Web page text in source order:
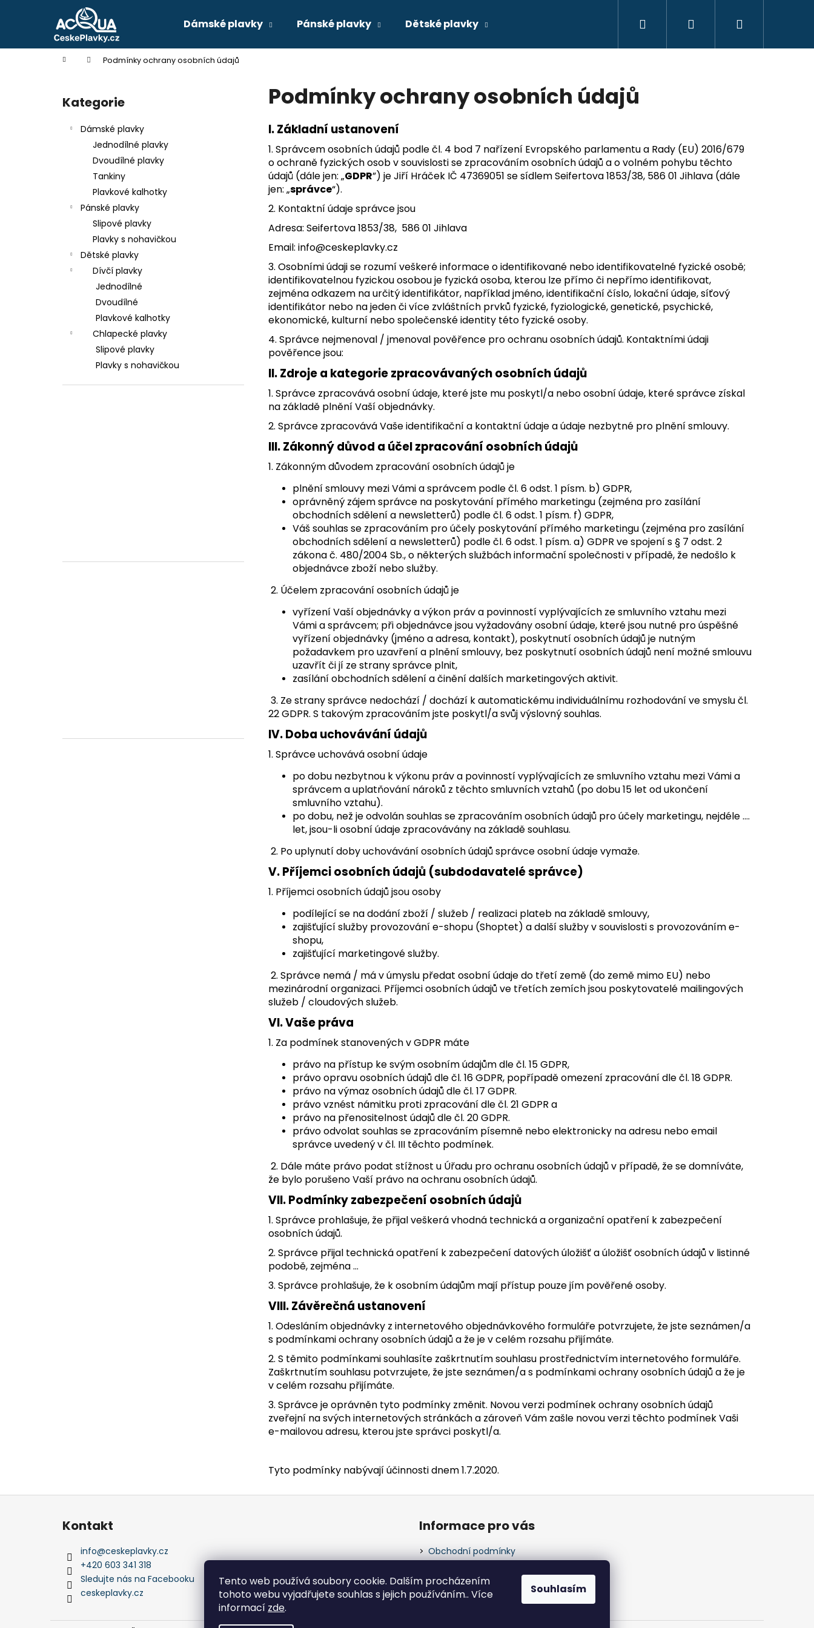
Tento web používá soubory cookie. Dalším procházením
tohoto webu vyjadřujete souhlas s jejich používáním.. Více
informací zde.
Souhlasím
Dámské plavky Pánské plavky Dětské plavky Přihlášení
Domů Podmínky ochrany osobních údajů
Přeskočit
kategorie
Kategorie
Dámské plavky
Jednodílné plavky
Dvoudílné plavky
Tankiny
Plavkové kalhotky
Pánské plavky
Slipové plavky
Plavky s nohavičkou
Dětské plavky
Dívčí plavky
Jednodílné
Dvoudílné
Plavkové kalhotky
Chlapecké plavky
Slipové plavky
Plavky s nohavičkou
Podmínky ochrany osobních údajů
I.Základní ustanovení
1. Správcem osobních údajů podle čl. 4 bod 7 nařízení Evropského parlamentu a Rady (EU) 2016/679
o ochraně fyzických osob v souvislosti se zpracováním osobních údajů a o volném pohybu těchto
údajů (dále jen: „GDPR”) je Jiří Hráček IČ 47369051 se sídlem Seifertova 1853/38, 586 01 Jihlava (dále
jen: „správce“).
2. Kontaktní údaje správce jsou
Adresa: Seifertova 1853/38, 586 01 Jihlava
Email: info@ceskeplavky.cz
3. Osobními údaji se rozumí veškeré informace o identifikované nebo identifikovatelné fyzické osobě;
identifikovatelnou fyzickou osobou je fyzická osoba, kterou lze přímo či nepřímo identifikovat,
zejména odkazem na určitý identifikátor, například jméno, identifikační číslo, lokační údaje, síťový
identifikátor nebo na jeden či více zvláštních prvků fyzické, fyziologické, genetické, psychické,
ekonomické, kulturní nebo společenské identity této fyzické osoby.
4. Správce nejmenoval / jmenoval pověřence pro ochranu osobních údajů. Kontaktními údaji
pověřence jsou:
II.Zdroje a kategorie zpracovávaných osobních údajů
1. Správce zpracovává osobní údaje, které jste mu poskytl/a nebo osobní údaje, které správce získal
na základě plnění Vaší objednávky.
2. Správce zpracovává Vaše identifikační a kontaktní údaje a údaje nezbytné pro plnění smlouvy.
III.Zákonný důvod a účel zpracování osobních údajů
1. Zákonným důvodem zpracování osobních údajů je
plnění smlouvy mezi Vámi a správcem podle čl. 6 odst. 1 písm. b) GDPR,
oprávněný zájem správce na poskytování přímého marketingu (zejména pro zasílání
obchodních sdělení a newsletterů) podle čl. 6 odst. 1 písm. f) GDPR,
Váš souhlas se zpracováním pro účely poskytování přímého marketingu (zejména pro zasílání
obchodních sdělení a newsletterů) podle čl. 6 odst. 1 písm. a) GDPR ve spojení s § 7 odst. 2
zákona č. 480/2004 Sb., o některých službách informační společnosti v případě, že nedošlo k
objednávce zboží nebo služby.
2. Účelem zpracování osobních údajů je
vyřízení Vaší objednávky a výkon práv a povinností vyplývajících ze smluvního vztahu mezi
Vámi a správcem; při objednávce jsou vyžadovány osobní údaje, které jsou nutné pro úspěšné
vyřízení objednávky (jméno a adresa, kontakt), poskytnutí osobních údajů je nutným
požadavkem pro uzavření a plnění smlouvy, bez poskytnutí osobních údajů není možné smlouvu
uzavřít či jí ze strany správce plnit,
zasílání obchodních sdělení a činění dalších marketingových aktivit.
3. Ze strany správce nedochází / dochází k automatickému individuálnímu rozhodování ve smyslu čl.
22 GDPR. S takovým zpracováním jste poskytl/a svůj výslovný souhlas.
IV.Doba uchovávání údajů
1. Správce uchovává osobní údaje
po dobu nezbytnou k výkonu práv a povinností vyplývajících ze smluvního vztahu mezi Vámi a
správcem a uplatňování nároků z těchto smluvních vztahů (po dobu 15 let od ukončení
smluvního vztahu).
po dobu, než je odvolán souhlas se zpracováním osobních údajů pro účely marketingu, nejdéle ….
let, jsou-li osobní údaje zpracovávány na základě souhlasu.
2. Po uplynutí doby uchovávání osobních údajů správce osobní údaje vymaže.
V.Příjemci osobních údajů (subdodavatelé správce)
1. Příjemci osobních údajů jsou osoby
podílející se na dodání zboží / služeb / realizaci plateb na základě smlouvy,
zajišťující služby provozování e-shopu (Shoptet) a další služby v souvislosti s provozováním e-
shopu,
zajišťující marketingové služby.
2. Správce nemá / má v úmyslu předat osobní údaje do třetí země (do země mimo EU) nebo
mezinárodní organizaci. Příjemci osobních údajů ve třetích zemích jsou poskytovatelé mailingových
služeb / cloudových služeb.
VI.Vaše práva
1. Za podmínek stanovených v GDPR máte
právo na přístup ke svým osobním údajům dle čl. 15 GDPR,
právo opravu osobních údajů dle čl. 16 GDPR, popřípadě omezení zpracování dle čl. 18 GDPR.
právo na výmaz osobních údajů dle čl. 17 GDPR.
právo vznést námitku proti zpracování dle čl. 21 GDPR a
právo na přenositelnost údajů dle čl. 20 GDPR.
právo odvolat souhlas se zpracováním písemně nebo elektronicky na adresu nebo email
správce uvedený v čl. III těchto podmínek.
2. Dále máte právo podat stížnost u Úřadu pro ochranu osobních údajů v případě, že se domníváte,
že bylo porušeno Vaší právo na ochranu osobních údajů.
VII.Podmínky zabezpečení osobních údajů
1. Správce prohlašuje, že přijal veškerá vhodná technická a organizační opatření k zabezpečení
osobních údajů.
2. Správce přijal technická opatření k zabezpečení datových úložišť a úložišť osobních údajů v listinné
podobě, zejména …
3. Správce prohlašuje, že k osobním údajům mají přístup pouze jím pověřené osoby.
VIII.Závěrečná ustanovení
1. Odesláním objednávky z internetového objednávkového formuláře potvrzujete, že jste seznámen/a
s podmínkami ochrany osobních údajů a že je v celém rozsahu přijímáte.
2. S těmito podmínkami souhlasíte zaškrtnutím souhlasu prostřednictvím internetového formuláře.
Zaškrtnutím souhlasu potvrzujete, že jste seznámen/a s podmínkami ochrany osobních údajů a že je
v celém rozsahu přijímáte.
3. Správce je oprávněn tyto podmínky změnit. Novou verzi podmínek ochrany osobních údajů
zveřejní na svých internetových stránkách a zároveň Vám zašle novou verzi těchto podmínek Vaši
e-mailovou adresu, kterou jste správci poskytl/a.
Tyto podmínky nabývají účinnosti dnem 1.7.2020.
í
Zpět
do
Zpět
do
HLEDAT
Doporučujeme
SPODNÍ DÍL PLAVEK - FIALOVÉ KVĚTY
600 Kč
PÁNSKÉ PLAVKY S NOHAVIČKOU -
MODRÁ S TYRKYSOVÝM BOKEM
650 Kč
DÍVČÍ PLAVKY DVOUDÍLNÉ - RŮŽOVÉ S
BAREVNÝMI NÁPISY
450 Kč
Z
Kontakt
info@ceskeplavky.cz
+420 603 341 318
Sledujte nás na Facebooku
ceskeplavky.cz
Informace pro vás
Obchodní podmínky
Kontakty
Doprava a platby